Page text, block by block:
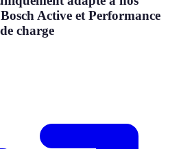
Active et Performance
charge